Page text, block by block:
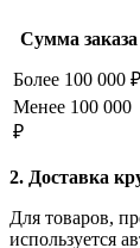
Сумма заказа
Более 100 000 ₽
Менее 100 000
₽
2. Доставка
Для товаров,
используется